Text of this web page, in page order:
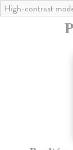
High-contrast